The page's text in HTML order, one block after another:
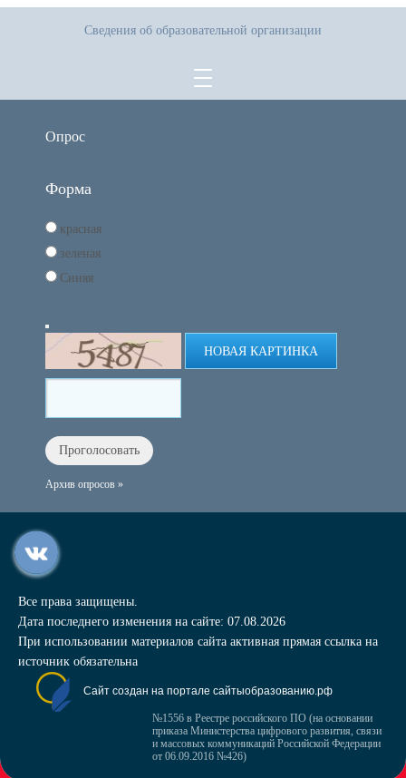
Сведения об образовательной организации
Опрос
Форма
красная
зеленая
Синяя
НОВАЯ КАРТИНКА
Архив опросов »
Все права защищены.
Дата последнего изменения на сайте: 07.08.2026
При использовании материалов сайта активная прямая ссылка на
источник обязательна
Сайт создан на портале сайтыобразованию.рф
№1556 в Реестре российского ПО (на основании
приказа Министерства цифрового развития, связи
и массовых коммуникаций Российской Федерации
от 06.09.2016 №426)